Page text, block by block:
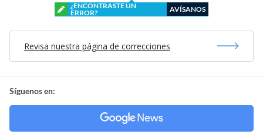
¿ENCONTRASTE UN
ERROR?
AVÍSANOS
Revisa nuestra página de correcciones
Síguenos en: